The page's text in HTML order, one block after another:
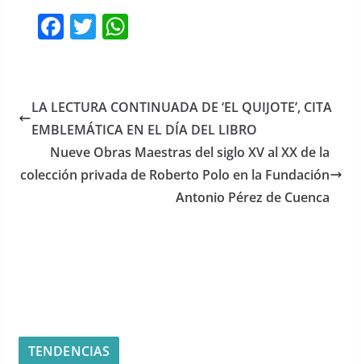
F
e
b
o
o
T
er
W
s
A
p
p
LA LECTURA CONTINUADA DE ‘EL QUIJOTE’, CITA
EMBLEMÁTICA EN EL DÍA DEL LIBRO
Nueve Obras Maestras del siglo XV al XX de la
colección privada de Roberto Polo en la Fundación
Antonio Pérez de Cuenca
TENDENCIAS